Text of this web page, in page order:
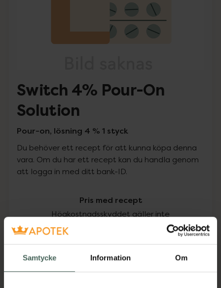
Samtycke Information Om
Switch 4% Pour-On
Solution
Pour-on, lösning 4 % 1 styck
Du behöver ett recept för att kunna köpa denna
vara. Om du har ett recept kan du handla genom
att logga in med ditt bank-ID.
Pris med recept
Högkostnadsskyddet gäller inte
0 kr
Köp via ditt recept